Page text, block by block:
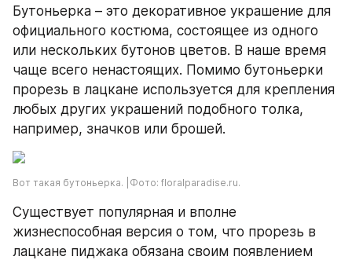
Бутоньерка – это декоративное украшение для
официального костюма, состоящее из одного
или нескольких бутонов цветов. В наше время
чаще всего ненастоящих. Помимо бутоньерки
прорезь в лацкане используется для крепления
любых других украшений подобного толка,
например, значков или брошей.
Вот такая бутоньерка. |Фото: floralparadise.ru.
Существует популярная и вполне
жизнеспособная версия о том, что прорезь в
лацкане пиджака обязана своим появлением